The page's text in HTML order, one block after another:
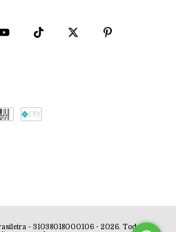
- 31038018000106 - 2026. Todos os